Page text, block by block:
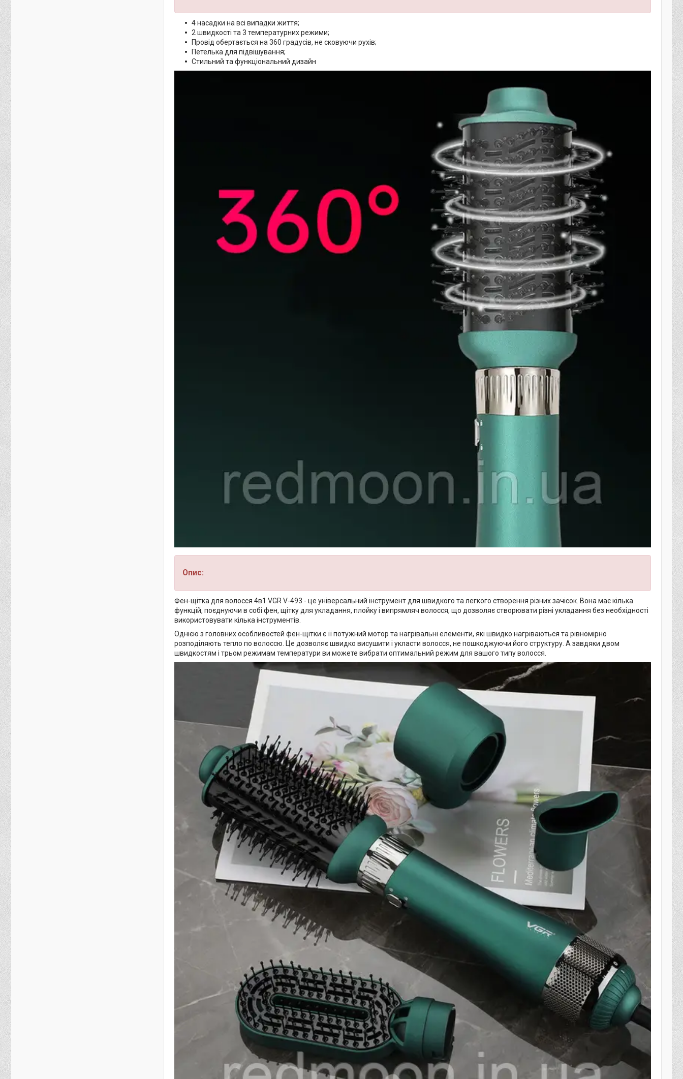
4 насадки на всі випадки життя;
2 швидкості та 3 температурних режими;
Провід обертається на 360 градусів, не сковуючи рухів;
Петелька для підвішування;
Стильний та функціональний дизайн
Опис:
Фен-щітка для волосся 4в1 VGR V-493 - це універсальний інструмент для швидкого та легкого створення різних зачісок. Вона має кілька
функцій, поєднуючи в собі фен, щітку для укладання, плойку і випрямляч волосся, що дозволяє створювати різні укладання без необхідності
використовувати кілька інструментів.
Однією з головних особливостей фен-щітки є її потужний мотор та нагрівальні елементи, які швидко нагріваються та рівномірно
розподіляють тепло по волоссю. Це дозволяє швидко висушити і укласти волосся, не пошкоджуючи його структуру. А завдяки двом
швидкостям і трьом режимам температури ви можете вибрати оптимальний режим для вашого типу волосся.